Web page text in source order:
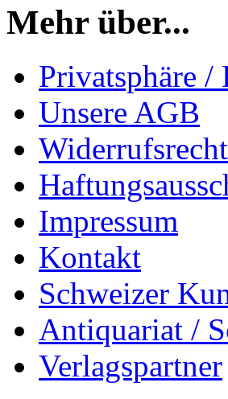
Mehr über...
Privatsphäre /
Unsere AGB
Widerrufsrecht
Impressum
Kontakt
Schweizer
Antiquariat /
Verlagspartner